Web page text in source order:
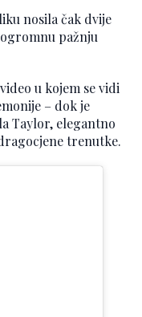
nosila čak dvije
pažnju
u kojem se vidi
– dok je
Taylor, elegantno
trenutke.